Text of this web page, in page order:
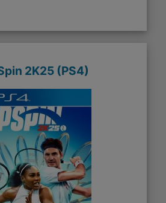
2K25 (PS4)